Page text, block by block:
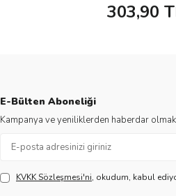
303,90
E-Bülten Aboneliği
Kampanya ve yeniliklerden haberdar
KVKK Sözleşmesi'ni, okudum, kabul